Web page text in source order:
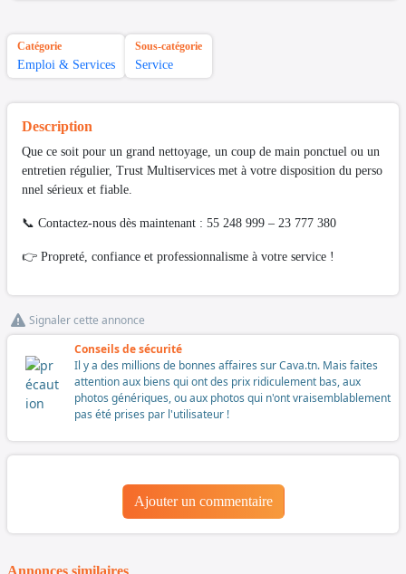
Catégorie
Emploi & Services
Sous-catégorie
Service
Description
Que ce soit pour un grand nettoyage, un coup de main ponctuel ou un
entretien régulier, Trust Multiservices met à votre disposition du perso
nnel sérieux et fiable.
📞 Contactez-nous dès maintenant : 55 248 999 – 23 777 380
👉 Propreté, confiance et professionnalisme à votre service !
Signaler cette annonce
Conseils de sécurité
Il y a des millions de bonnes affaires sur Cava.tn. Mais faites
attention aux biens qui ont des prix ridiculement bas, aux
photos génériques, ou aux photos qui n'ont vraisemblablement
pas été prises par l'utilisateur !
Ajouter un commentaire
Annonces similaires